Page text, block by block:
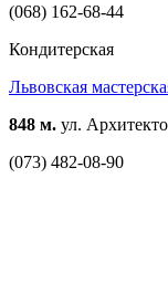
(068) 162-68-44
Кондитерская
Львовская
848 м. ул.
(073) 482-08-90